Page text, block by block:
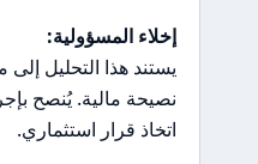
إخلاء المسؤولية:
يستند هذا التحليل
نصيحة مالية. يُنصح
اتخاذ قرار استثماري.